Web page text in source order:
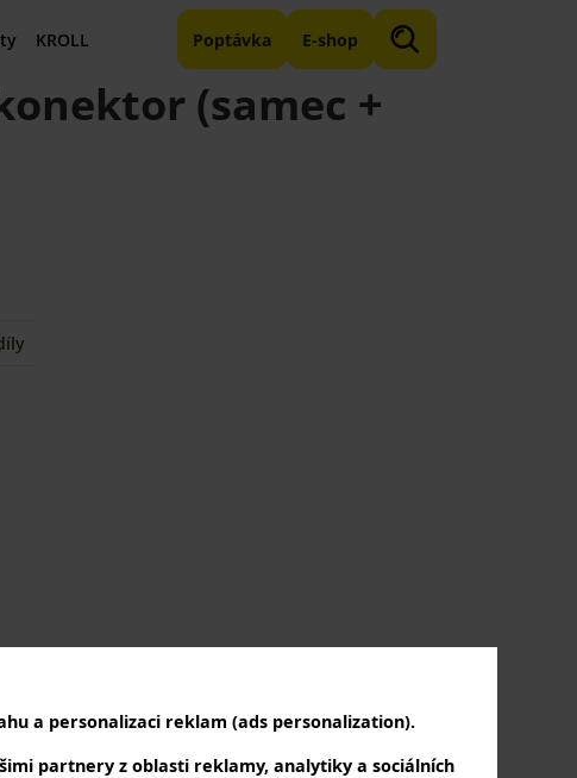
a personalizaci reklam (ads personalization).
partnery z oblasti reklamy, analytiky a sociálních
KROLL Poptávka E-shop
(samec +